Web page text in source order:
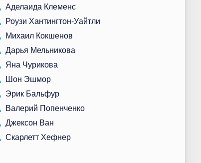
Аделаида Клеменс
Роузи Хантингтон-Уайтли
Михаил Кокшенов
Дарья Мельникова
Яна Чурикова
Шон Эшмор
Эрик Бальфур
Валерий Попенченко
Джексон Ван
Скарлетт Хефнер